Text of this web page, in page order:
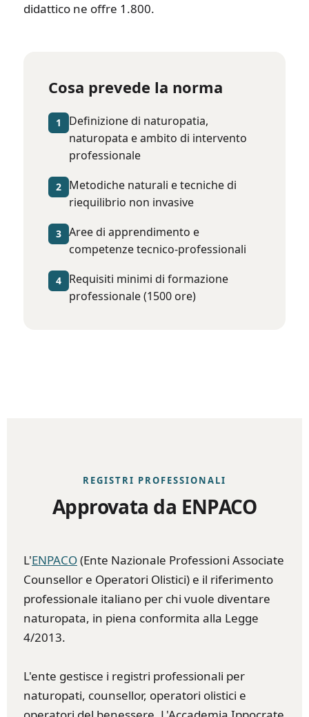
didattico ne offre 1.800.
Cosa prevede la norma
1
Definizione di naturopatia,
naturopata e ambito di intervento
professionale
2
Metodiche naturali e tecniche di
riequilibrio non invasive
3 Aree di apprendimento e
competenze tecnico-professionali
4
Requisiti minimi di formazione
professionale (1500 ore)
REGISTRI PROFESSIONALI
Approvata da ENPACO
L'ENPACO(Ente Nazionale Professioni Associate
Counsellor e Operatori Olistici) e il riferimento
professionale italiano per chi vuole diventare
naturopata, in piena conformita alla Legge
4/2013.
L'ente gestisce i registri professionali per
naturopati, counsellor, operatori olistici e